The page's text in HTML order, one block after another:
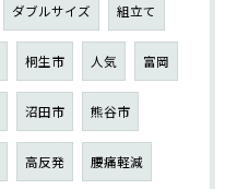
ダブルサイズ 組立て
桐生市 人気 富岡
沼田市 熊谷市
高反発 腰痛軽減